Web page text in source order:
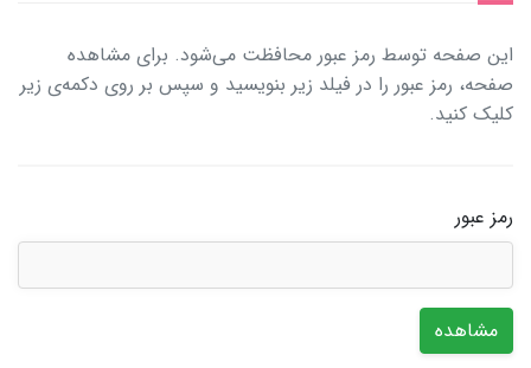
این صفحه توسط رمز عبور محافظت می‌شود. برای مشاهده
صفحه، رمز عبور را در فیلد زیر بنویسید و سپس بر روی دکمه‌ی زیر
کلیک کنید.
رمز عبور
مشاهده